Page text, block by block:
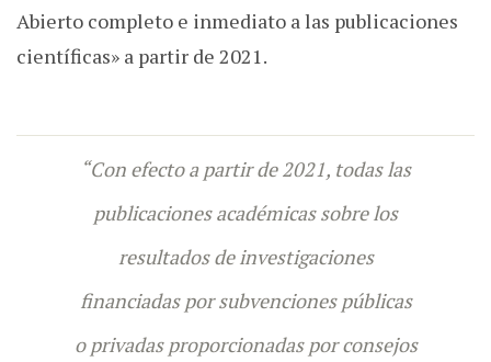
Abierto completo e inmediato a las publicaciones
científicas» a partir de 2021.
“Con efecto a partir de 2021, todas las
publicaciones académicas sobre los
resultados de investigaciones
financiadas por subvenciones públicas
o privadas proporcionadas por consejos